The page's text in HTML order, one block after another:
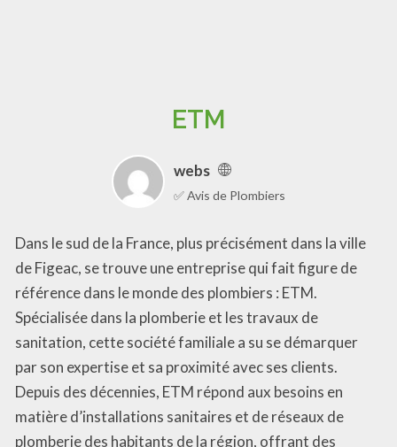
ETM
webs
✅ Avis de Plombiers
Dans le sud de la France, plus précisément dans la ville
de Figeac, se trouve une entreprise qui fait figure de
référence dans le monde des plombiers : ETM.
Spécialisée dans la plomberie et les travaux de
sanitation, cette société familiale a su se démarquer
par son expertise et sa proximité avec ses clients.
Depuis des décennies, ETM répond aux besoins en
matière d’installations sanitaires et de réseaux de
plomberie des habitants de la région, offrant des